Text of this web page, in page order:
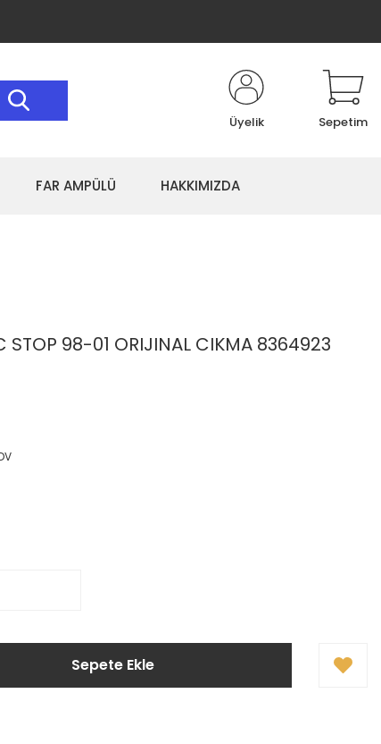
Üyelik Sepetim
FAR AMPÜLÜ HAKKIMIZDA
STOP 98-01 ORIJINAL CIKMA 8364923
Sepete Ekle